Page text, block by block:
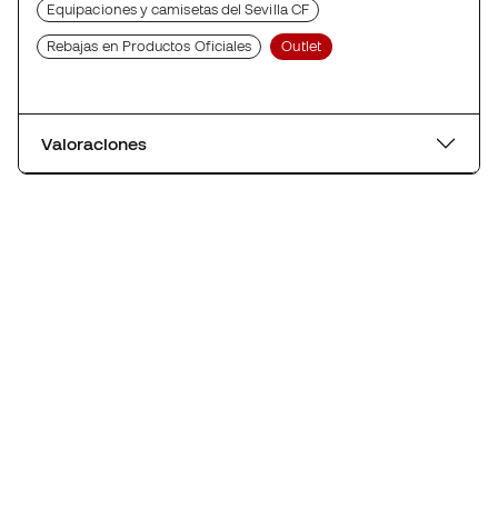
Equipaciones y camisetas del Sevilla CF
Rebajas en Productos Oficiales Outlet
Valoraciones